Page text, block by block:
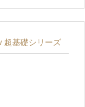
超基礎シリーズ